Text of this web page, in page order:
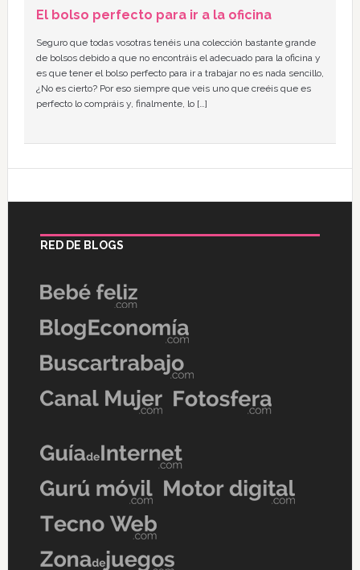
El bolso perfecto para ir a la oficina
Seguro que todas vosotras tenéis una colección bastante grande
de bolsos debido a que no encontráis el adecuado para la oficina y
es que tener el bolso perfecto para ir a trabajar no es nada sencillo,
¿No es cierto? Por eso siempre que veis uno que creéis que es
perfecto lo compráis y, finalmente, lo […]
RED DE BLOGS